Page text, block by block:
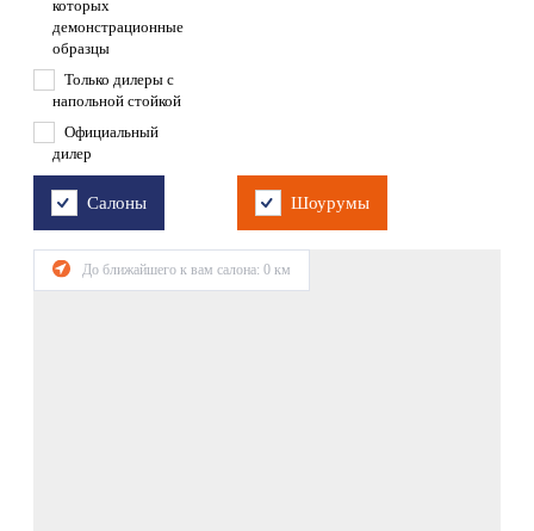
которых
демонстрационные
образцы
Только дилеры с
напольной стойкой
Официальный
дилер
Салоны Шоурумы
До ближайшего к вам салона: 0 км